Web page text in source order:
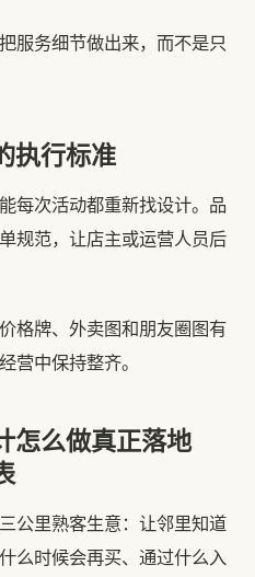
务细节做出来，而不是只
执行标准
次活动都重新找设计。品
规范，让店主或运营人员后
牌、外卖图和朋友圈图有
营中保持整齐。
怎么做真正落地
公里熟客生意：让邻里知道
么时候会再买、通过什么入